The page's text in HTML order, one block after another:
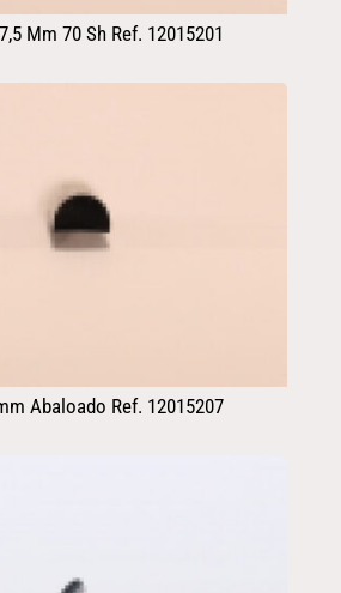
Mm 70 Sh Ref. 12015201
Abaloado Ref. 12015207